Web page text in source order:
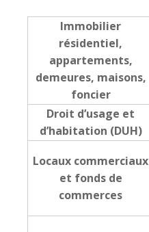
Immobilier
résidentiel,
appartements,
demeures, maisons,
foncier
Droit d’usage et
d’habitation (DUH)
Locaux commerciaux
et fonds de
commerces